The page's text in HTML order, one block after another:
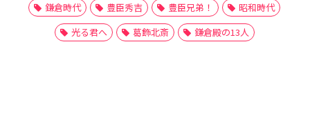
鎌倉時代
豊臣秀吉 豊臣兄弟！
昭和時代
光る君へ
葛飾北斎 鎌倉殿の13人